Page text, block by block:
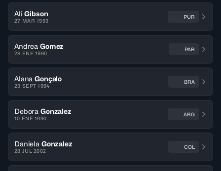
Ali Gibson
27 MAR 1993
PUR
Andrea Gomez
28 ENE 1990
PAR
Alana Gonçalo
23 SEPT 1994
BRA
Debora Gonzalez
10 ENE 1990
ARG
Daniela Gonzalez
28 JUL 2002
COL